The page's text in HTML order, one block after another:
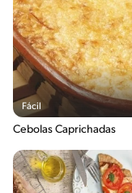
Fácil
Cebolas Caprichadas